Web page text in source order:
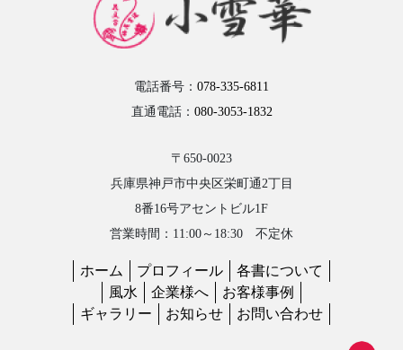
電話番号： 078-335-6811
直通電話： 080-3053-1832
〒650-0023
兵庫県神戸市中央区栄町通2丁目
8番16号アセントビル1F
営業時間：11:00～18:30 不定休
ホーム プロフィール
各書について
風水
企業様へ
お客様事例
ギャラリー
お知らせ お問い合わせ